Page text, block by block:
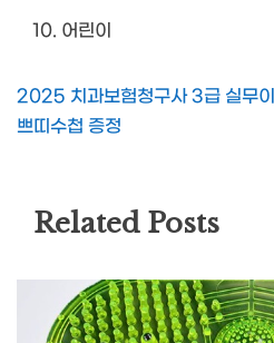
어린이
2025 치과보험청구사 3급 실무
쁘띠수첩 증정
Related Posts